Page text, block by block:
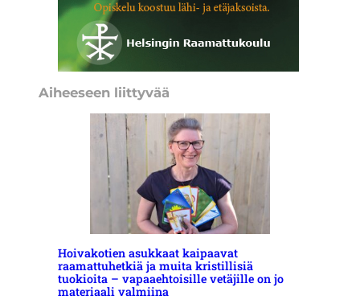
Aiheeseen liittyvää
Hoivakotien asukkaat kaipaavat
raamattuhetkiä ja muita kristillisiä
tuokioita – vapaaehtoisille vetäjille on jo
materiaali valmiina